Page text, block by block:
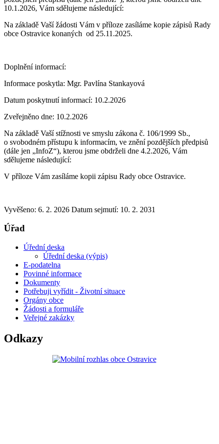
10.1.2026, Vám sdělujeme následující:
Na základě Vaší žádosti Vám v příloze zasíláme kopie zápisů Rady
obce Ostravice konaných od 25.11.2025.
Doplnění informací:
Informace poskytla: Mgr. Pavlína Stankayová
Datum poskytnutí informací: 10.2.2026
Zveřejněno dne: 10.2.2026
Na základě Vaší stížnosti ve smyslu zákona č. 106/1999 Sb.,
o svobodném přístupu k informacím, ve znění pozdějších předpisů
(dále jen „InfoZ“), kterou jsme obdrželi dne 4.2.2026, Vám
sdělujeme následující:
V příloze Vám zasíláme kopii zápisu Rady obce Ostravice.
Vyvěšeno: 6. 2. 2026 Datum sejmutí: 10. 2. 2031
Úřad
Úřední deska
Úřední deska (výpis)
E-podatelna
Povinné informace
Dokumenty
Potřebuji vyřídit - Životní situace
Orgány obce
Žádosti a formuláře
Veřejné zakázky
Odkazy